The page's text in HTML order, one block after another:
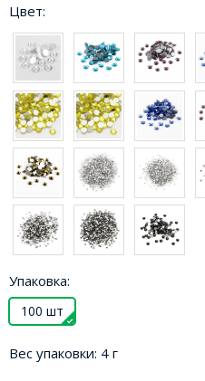
Цвет:
Упаковка:
100 шт
Вес упаковки: 4 г